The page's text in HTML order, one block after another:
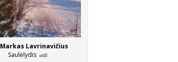
Markas Lavrinavičius
Saulėlydis